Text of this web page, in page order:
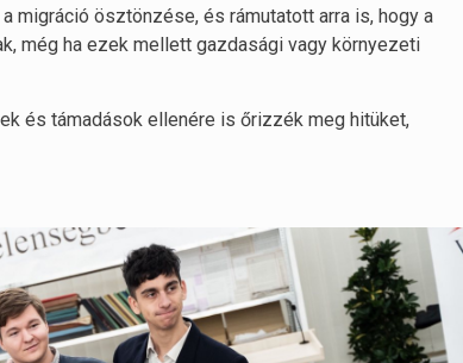
migráció ösztönzése, és rámutatott arra is, hogy a
még ha ezek mellett gazdasági vagy környezeti
és támadások ellenére is őrizzék meg hitüket,